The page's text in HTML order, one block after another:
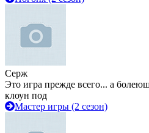
Серж
Это игра прежде всего... а
клоун под
Мастер игры (2 сезон)